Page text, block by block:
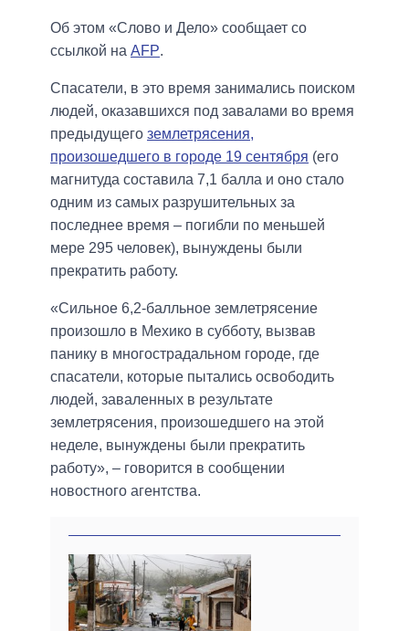
Об этом «Слово и Дело» сообщает со
ссылкой на AFP.
Спасатели, в это время занимались поиском
людей, оказавшихся под завалами во время
предыдущего землетрясения,
произошедшего в городе 19 сентября (его
магнитуда составила 7,1 балла и оно стало
одним из самых разрушительных за
последнее время – погибли по меньшей
мере 295 человек), вынуждены были
прекратить работу.
«Сильное 6,2-балльное землетрясение
произошло в Мехико в субботу, вызвав
панику в многострадальном городе, где
спасатели, которые пытались освободить
людей, заваленных в результате
землетрясения, произошедшего на этой
неделе, вынуждены были прекратить
работу», – говорится в сообщении
новостного агентства.